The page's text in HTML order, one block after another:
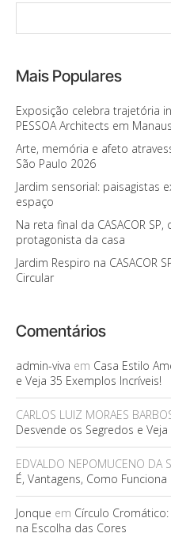
Mais Populares
Exposição celebra trajetória
PESSOA Architects em Manaus
Arte, memória e afeto
São Paulo 2026
Jardim sensorial: paisagistas
espaço
Na reta final da CASACOR
protagonista da casa
Jardim Respiro na CASACOR
Circular
Comentários
admin-viva em Casa Estilo
e Veja 35 Exemplos Incríveis!
CARLOS LUIZ MORAES
Desvende os Segredos e
EDVALDO NEPOMUCENO DA
É, Vantagens, Como
Jonque em Círculo
na Escolha das Cores